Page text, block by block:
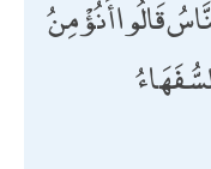
قَالُوا أَنُؤْمِنُ